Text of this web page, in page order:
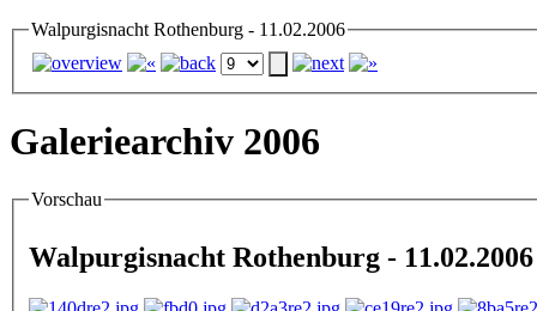
Walpurgisnacht Rothenburg - 11.02.2006
Galeriearchiv 2006
Vorschau
Walpurgisnacht Rothenburg - 11.02.2006